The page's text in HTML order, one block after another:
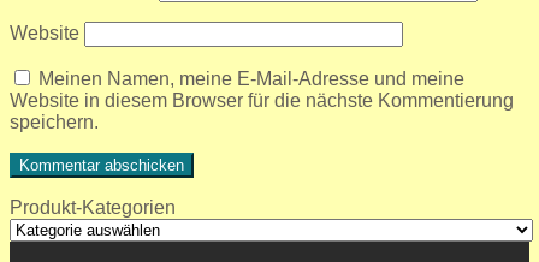
Website
Meinen Namen, meine E-Mail-Adresse und meine
Website in diesem Browser für die nächste Kommentierung
speichern.
Produkt-Kategorien